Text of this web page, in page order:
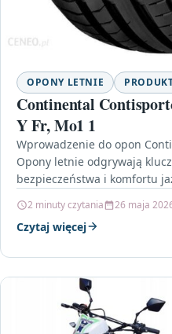
OPONY LETNIE
Continental
Y Fr, Mo1 1
Wprowadzenie do opon
Opony letnie odgrywają
bezpieczeństwa i komfortu
2 minuty czytania 26 maja
Czytaj więcej